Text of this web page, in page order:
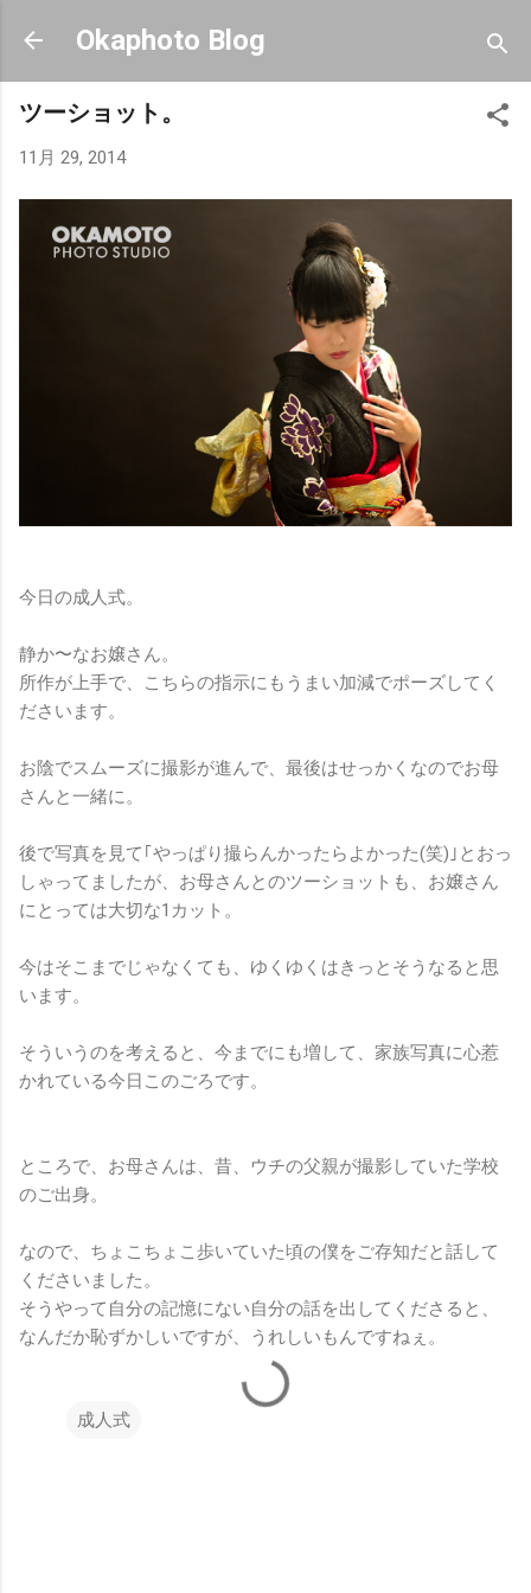
スキップしてメイン コンテンツに移動
Okaphoto Blog
ツーショット。
11月 29, 2014
今日の成人式。
静か〜なお嬢さん。
所作が上手で、こちらの指示にもうまい加減でポーズしてく
ださいます。
お陰でスムーズに撮影が進んで、最後はせっかくなのでお母
さんと一緒に。
後で写真を見て｢やっぱり撮らんかったらよかった(笑)｣とおっ
しゃってましたが、お母さんとのツーショットも、お嬢さん
にとっては大切な1カット。
今はそこまでじゃなくても、ゆくゆくはきっとそうなると思
います。
そういうのを考えると、今までにも増して、家族写真に心惹
かれている今日このごろです。
ところで、お母さんは、昔、ウチの父親が撮影していた学校
のご出身。
なので、ちょこちょこ歩いていた頃の僕をご存知だと話して
くださいました。
そうやって自分の記憶にない自分の話を出してくださると、
なんだか恥ずかしいですが、うれしいもんですねぇ。
成人式